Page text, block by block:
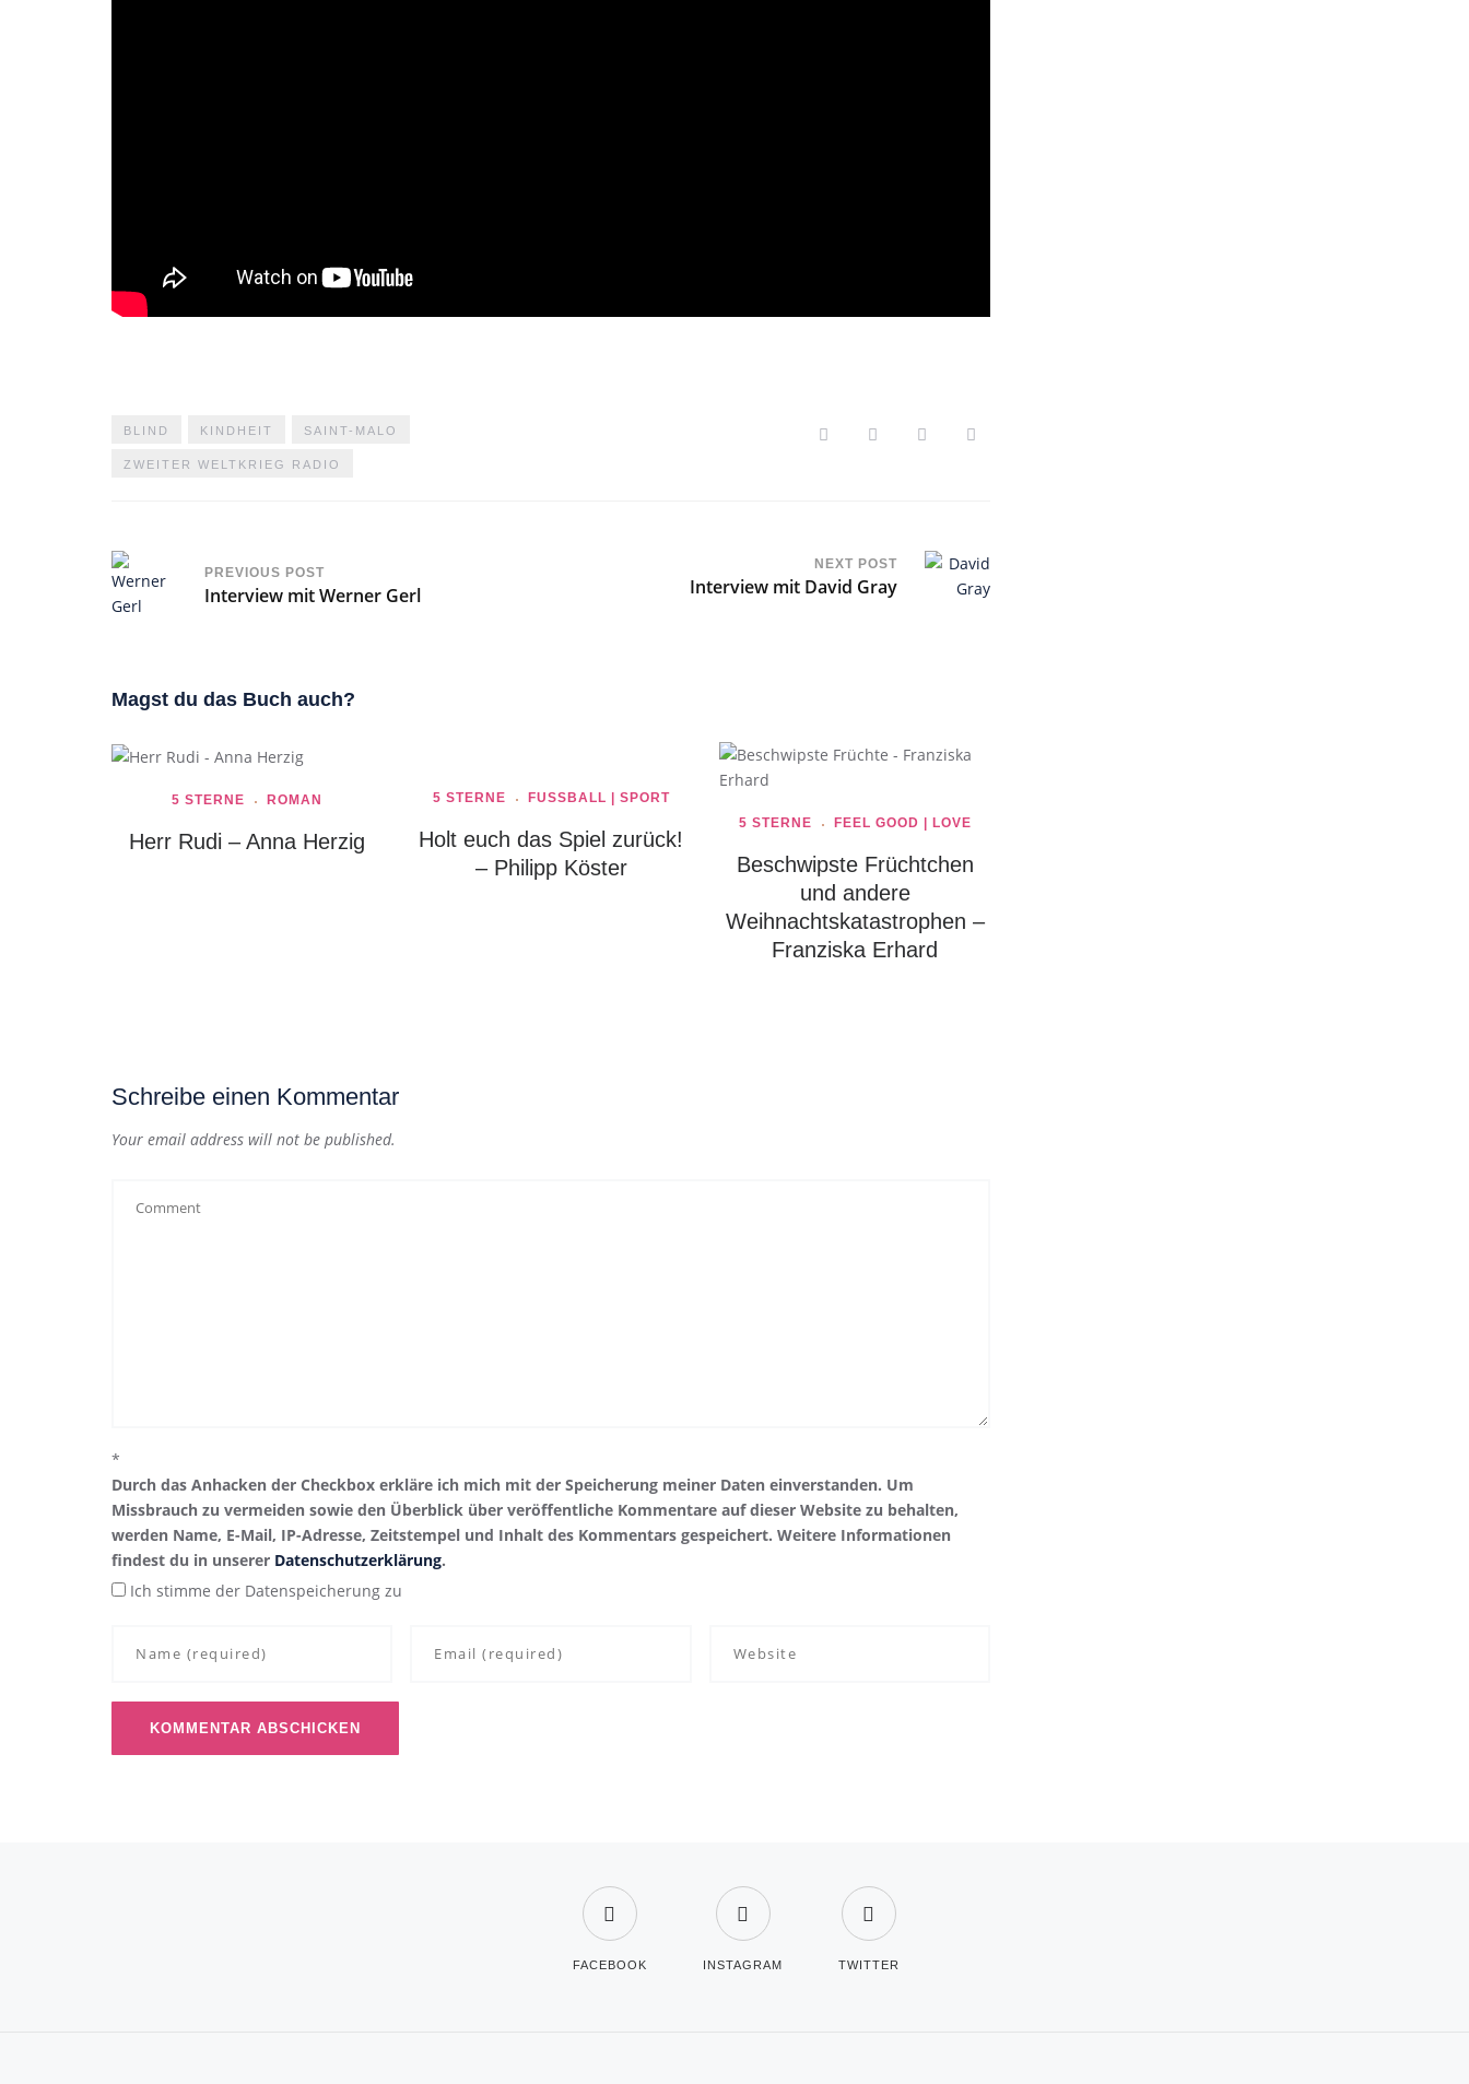
BLIND KINDHEIT SAINT-MALO
ZWEITER WELTKRIEG RADIO
PREVIOUS POST
Interview mit Werner Gerl
NEXT POST
Interview mit David Gray
Magst du das Buch auch?
5 STERNE ROMAN
Herr Rudi – Anna Herzig
5 STERNE FUSSBALL | SPORT
Holt euch das Spiel zurück!
– Philipp Köster
5 STERNE FEEL GOOD | LOVE
Beschwipste Früchtchen
und andere
Weihnachtskatastrophen –
Franziska Erhard
Schreibe einen Kommentar
Your email address will not be published.
*
Durch das Anhacken der Checkbox erkläre ich mich mit der Speicherung meiner Daten einverstanden. Um
Missbrauch zu vermeiden sowie den Überblick über veröffentliche Kommentare auf dieser Website zu behalten,
werden Name, E-Mail, IP-Adresse, Zeitstempel und Inhalt des Kommentars gespeichert. Weitere Informationen
findest du in unserer Datenschutzerklärung.
Ich stimme der Datenspeicherung zu
FACEBOOK INSTAGRAM TWITTER